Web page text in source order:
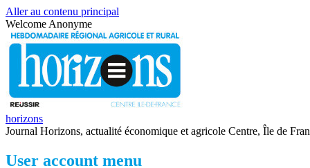
Aller au contenu principal
Welcome Anonyme
horizons
Journal Horizons, actualité économique et agricole Centre, Île de
User account menu